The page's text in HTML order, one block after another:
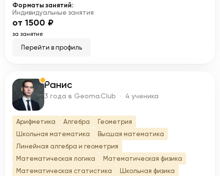
Форматы занятий:
Индивидуальные занятия
от 1500 ₽
за занятие
Перейти в профиль
Р Ранис
3 года в Geoma.Club · 4 ученика
Арифметика Алгебра
Геометрия
Школьная математика
Высшая математика
Линейная алгебра и геометрия
Математическая логика
Математическая физика
Математическая статистика
Школьная физика